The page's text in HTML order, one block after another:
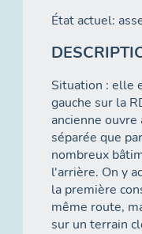
État actuel:
Situation : elle
gauche sur la
ancienne
séparée que
nombreux
l'arrière. On y
la première
même route,
sur un terrain